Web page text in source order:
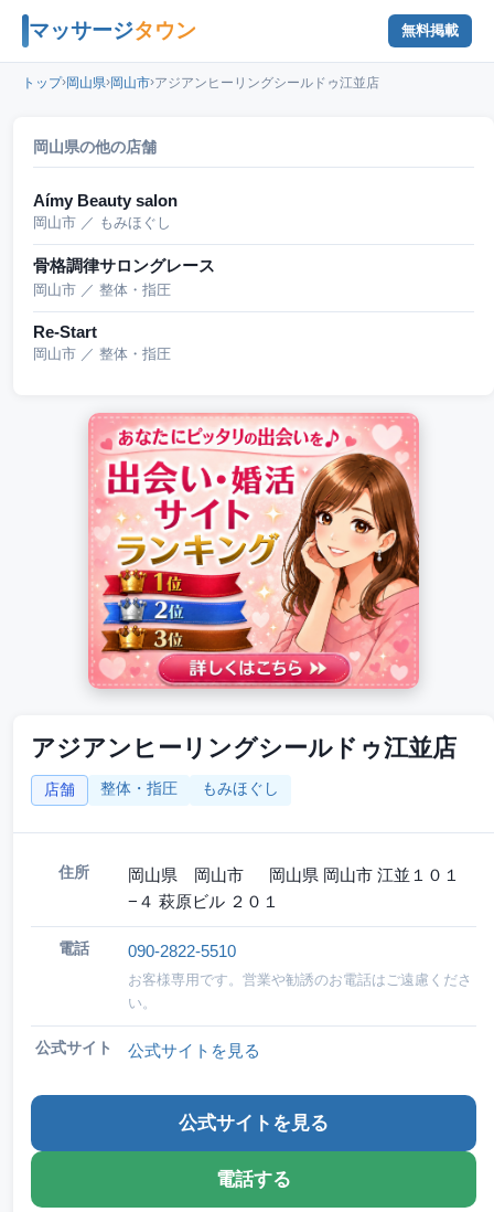
マッサージタウン 無料掲載
トップ›岡山県›岡山市›アジアンヒーリングシールドゥ江並店
アジアンヒーリングシールドゥ江並店
店舗 整体・指圧 もみほぐし
住所
岡山県 岡山市 岡山県 岡山市 江並１０１
−４ 萩原ビル ２０１
電話 090-2822-5510
お客様専用です。営業や勧誘のお電話はご遠慮くださ
い。
公式サイト 公式サイトを見る
公式サイトを見る
電話する
岡山県の他の店舗
Aímy Beauty salon
岡山市 ／ もみほぐし
骨格調律サロングレース
岡山市 ／ 整体・指圧
Re-Start
岡山市 ／ 整体・指圧